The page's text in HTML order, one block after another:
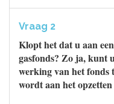
Vraag 2
Klopt het dat u aan
gasfonds? Zo ja, kunt
werking van het fonds
wordt aan het